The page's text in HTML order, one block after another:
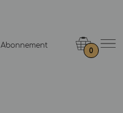
Abonnement
0